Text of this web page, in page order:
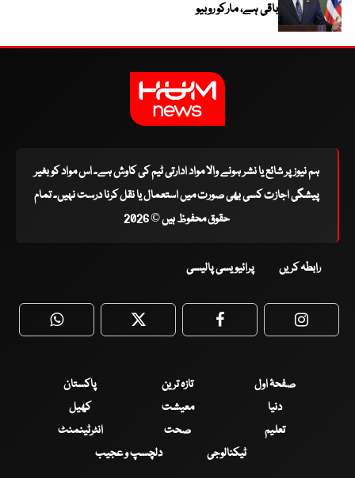
باقی ہے، مارکو روبیو
ہم نیوز پر شائع یا نشر ہونے والا مواد ادارتی ٹیم کی کاوش ہے۔ اس مواد کو بغیر
پیشگی اجازت کسی بھی صورت میں استعمال یا نقل کرنا درست نہیں۔ تمام
حقوق محفوظ ہیں © 2026
رابطہ کریں پرائیویسی پالیسی
WhatsApp Twitter Facebook
صفحۂ اول تازہ ترین
پاکستان
دنیا
معیشت
کھیل
تعلیم
صحت
انٹرٹینمنٹ
ٹیکنالوجی
دلچسپ و عجیب